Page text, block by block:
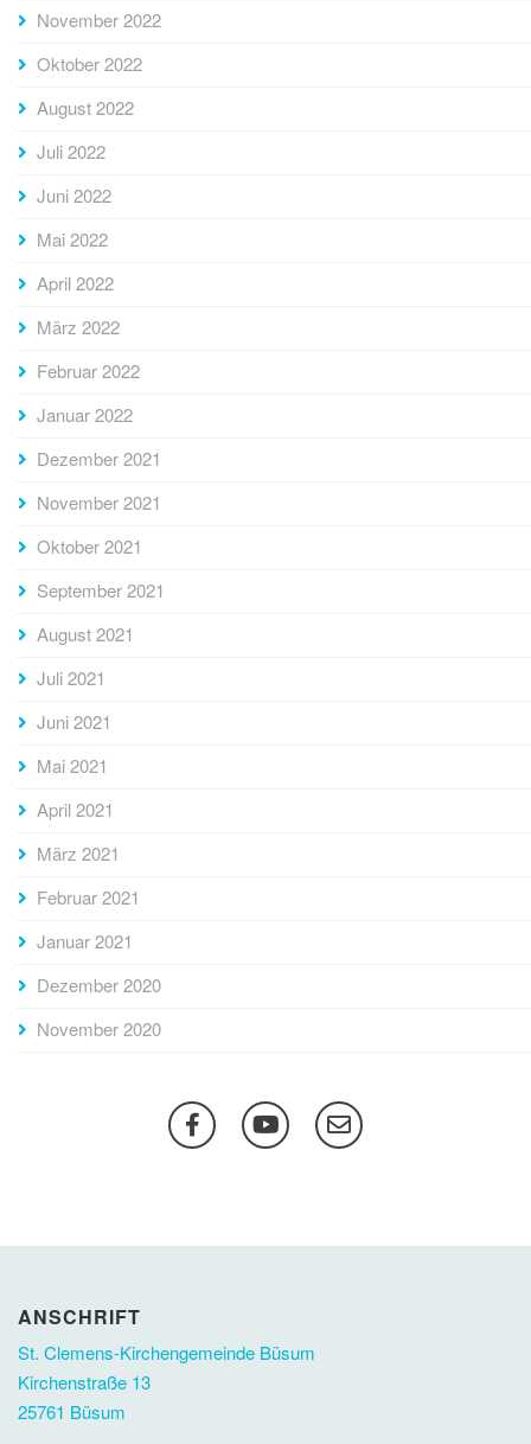
November 2022
Oktober 2022
August 2022
Juli 2022
Juni 2022
Mai 2022
April 2022
März 2022
Februar 2022
Januar 2022
Dezember 2021
November 2021
Oktober 2021
September 2021
August 2021
Juli 2021
Juni 2021
Mai 2021
April 2021
März 2021
Februar 2021
Januar 2021
Dezember 2020
November 2020
ANSCHRIFT
St. Clemens-Kirchengemeinde Büsum
Kirchenstraße 13
25761 Büsum